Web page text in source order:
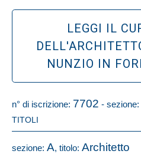
LEGGI IL
NUNZIO IN
n° di iscrizione: 7702 - sezione:
TITOLI
sezione: A, titolo: Architetto